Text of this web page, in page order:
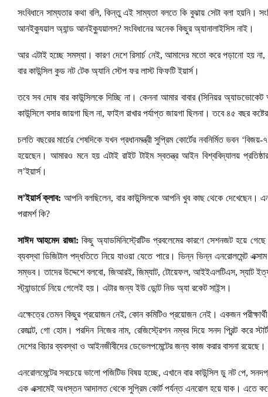
সংবিধানে সাম্যতার কথা বলি, কিন্তু এই সাম্যতা বলতে কি বুঝায় সেটা বলা
আনইক্যুয়াল অ্যান্ড আনইক্যুয়ালস? সংবিধানের অনেক কিছুর অ্যানালাইসিস নাই।
আর এটাই হচ্ছে সমস্যা। কারণ দেশে রিসার্চ নেই, আমাদের মতো করে পড়ানো হয়
বার কাউন্সিল কুড নট টেক অ্যানি স্টেপ ফর লাস্ট ফিফটি ইয়ার্স।
তবে সব দোষ বার কাউন্সিলকে দিচ্ছি না। কেননা আমার বাবার (সিনিয়র
কাউন্সিলে বসার জায়গা ছিল না, ফাইল রাখার পর্যাপ্ত জায়গা ছিলনা। তবে ৪৫ বছর
চলতি বছরের মার্চের শেষদিকে যখন প্রধানমন্ত্রী সুপ্রিম কোর্টের নবনির্মিত ভবন
হয়েছেন। আমারও মনে হয় এটাই রাইট টাইম স্বতন্ত্র আইন বিশ্ববিদ্যালয়
ল’ইয়ার্স।
ল’ইয়ার্স ক্লাব: আপনি বলছিলেন, বার কাউন্সিলকে আপনি খুব কাছ থেকে দেখেছেন।
পরামর্শ কি?
সাঈদ আহমেদ রাজা: কিছু অ্যাডমিনিস্ট্রেটিভ প্রবলেমের কারণে সেশনজট হয়ে
ব্যবস্থা ডিজিটাল পদ্ধতিতে নিয়ে যাওয়া যেতে পারে। ভিন্ন ভিন্ন এনরোলমেন্ট
সম্ভব। তাদের উদ্দেশে বলবো, জিআরই, জিম্যাট, টোয়েফল, আইইএলটিএস, স্যাট
স্ট্যান্ডার্ডে নিয়ে গেলেই হয়। এটার জন্য ইউ ডোন্ট নিড অ্যা রকেট সাইন্স।
এক্ষেত্রে তেমন কিছুর প্রয়োজন নেই, কোন কমিটিও প্রয়োজন নেই। একজন পরীক্ষার্থী
রেজাল্ট, গো হোম। পরদিন নিজের নাম, রেজিস্ট্রেশন নম্বর দিয়ে সনদ প্রিন্ট করে
দেশের বিচার ব্যবস্থা ও আইনজীবীদের ডেভেলপমেন্টের জন্য কাজ করার বাসনা রয়েছে।
এনরোলমেন্টের সবচেয়ে ভালো পজিটিভ বিষয় হচ্ছে, এখানে বার কাউন্সিল ডু নট পে,
এক এক্সামেই অধস্তন আদালত থেকে সুপ্রিম কোর্ট পর্যন্ত এনরোল হয়ে যাক। এতে